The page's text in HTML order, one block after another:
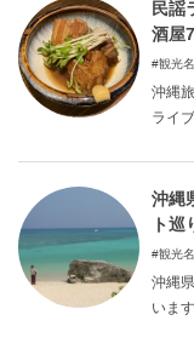
ご紹
民謡
酒屋
観光
沖縄
ライ
音色
紹介
沖縄
ト巡
観光
沖縄
いま
な島